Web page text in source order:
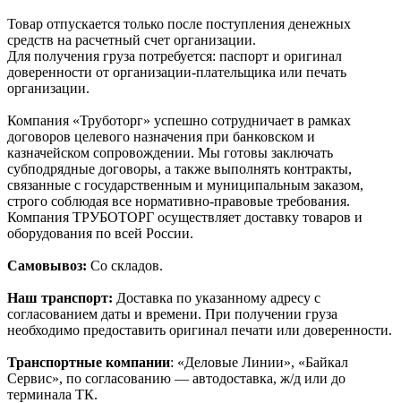
Товар отпускается только после поступления денежных
средств на расчетный счет организации.
Для получения груза потребуется: паспорт и оригинал
доверенности от организации-плательщика или печать
организации.
Компания «Труботорг» успешно сотрудничает в рамках
договоров целевого назначения при банковском и
казначейском сопровождении. Мы готовы заключать
субподрядные договоры, а также выполнять контракты,
связанные с государственным и муниципальным заказом,
строго соблюдая все нормативно-правовые требования.
Компания ТРУБОТОРГ осуществляет доставку товаров и
оборудования по всей России.
Самовывоз: Со складов.
Наш транспорт: Доставка по указанному адресу с
согласованием даты и времени. При получении груза
необходимо предоставить оригинал печати или доверенности.
Транспортные компании: «Деловые Линии», «Байкал
Сервис», по согласованию — автодоставка, ж/д или до
терминала ТК.